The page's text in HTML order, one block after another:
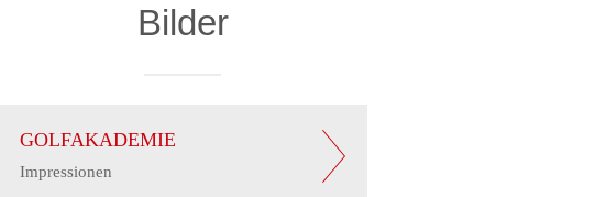
Bilder
GOLFAKADEMIE
Impressionen